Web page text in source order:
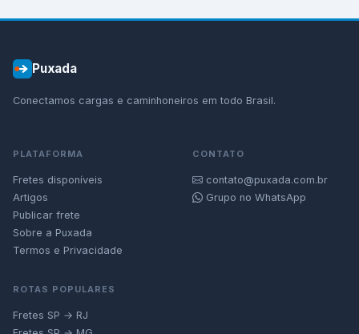
Puxada
Conectamos cargas e caminhoneiros em todo Brasil.
PLATAFORMA
Fretes disponíveis
Artigos
Publicar frete
Sobre a Puxada
Termos e Privacidade
CONTATO
contato@puxada.com.br
Grupo no WhatsApp
ROTAS POPULARES
Fretes SP → RJ